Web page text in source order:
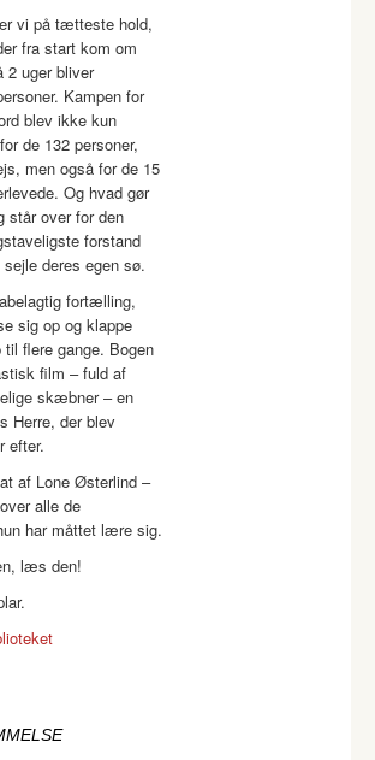
vi på tætteste hold,
fra start kom om
2 uger bliver
Kampen for
blev ikke kun
de 132 personer,
men også for de 15
Og hvad gør
står over for den
forstand
deres egen sø.
fortælling,
sig op og klappe
flere gange. Bogen
film – fuld af
skæbner – en
Herre, der blev
efter.
af Lone Østerlind –
alle de
har måttet lære sig.
læs den!